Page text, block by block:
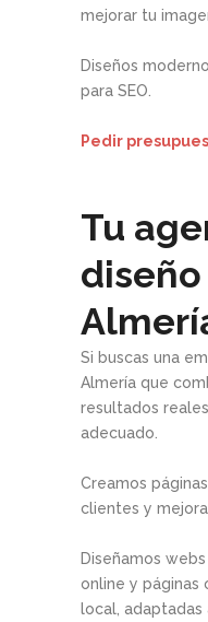
mejorar tu
Diseños
para SEO.
Pedir
Tu
Si buscas una
Almería que
resultados
adecuado.
Creamos
clientes y
Diseñamos
online y páginas
local,